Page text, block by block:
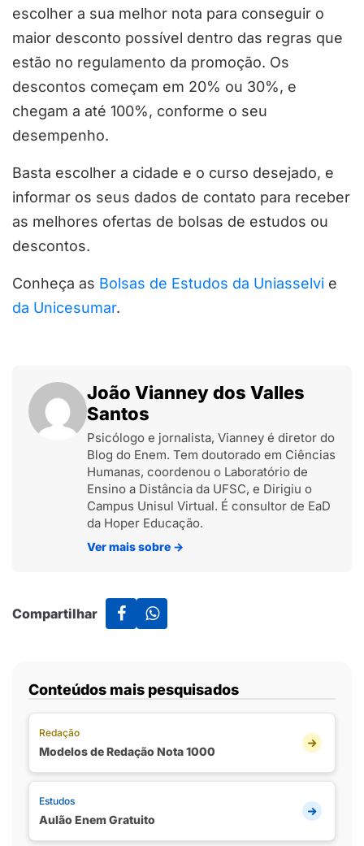
escolher a sua melhor nota para conseguir o
maior desconto possível dentro das regras que
estão no regulamento da promoção. Os
descontos começam em 20% ou 30%, e
chegam a até 100%, conforme o seu
desempenho.
Basta escolher a cidade e o curso desejado, e
informar os seus dados de contato para receber
as melhores ofertas de bolsas de estudos ou
descontos.
Conheça as Bolsas de Estudos da Uniasselvi e
da Unicesumar.
João Vianney dos Valles
Santos
Psicólogo e jornalista, Vianney é diretor do
Blog do Enem. Tem doutorado em Ciências
Humanas, coordenou o Laboratório de
Ensino a Distância da UFSC, e Dirigiu o
Campus Unisul Virtual. É consultor de EaD
da Hoper Educação.
Ver mais sobre →
Compartilhar
Conteúdos mais pesquisados
Redação
Modelos de Redação Nota 1000
Estudos
Aulão Enem Gratuito